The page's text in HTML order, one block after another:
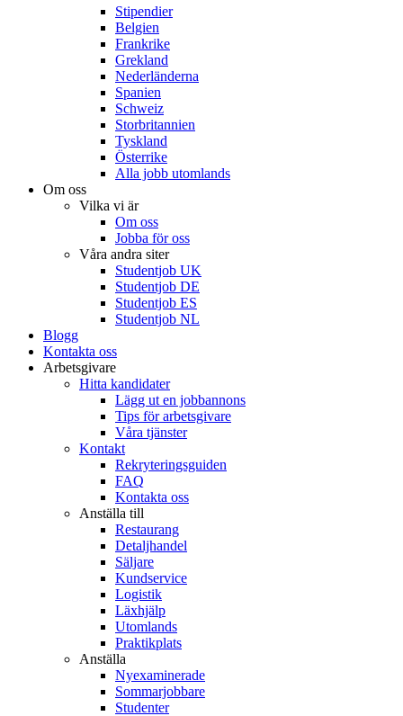
Stipendier
Belgien
Frankrike
Grekland
Nederländerna
Spanien
Schweiz
Storbritannien
Tyskland
Österrike
Alla jobb utomlands
Om oss
Vilka vi är
Om oss
Jobba för oss
Våra andra siter
Studentjob UK
Studentjob DE
Studentjob ES
Studentjob NL
Blogg
Kontakta oss
Arbetsgivare
Hitta kandidater
Lägg ut en jobbannons
Tips för arbetsgivare
Våra tjänster
Kontakt
Rekryteringsguiden
FAQ
Kontakta oss
Anställa till
Restaurang
Detaljhandel
Säljare
Kundservice
Logistik
Läxhjälp
Utomlands
Praktikplats
Anställa
Nyexaminerade
Sommarjobbare
Studenter